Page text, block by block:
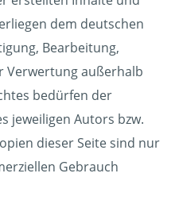
dem deutschen
Bearbeitung,
Verwertung außerhalb
bedürfen der
jeweiligen Autors bzw.
dieser Seite sind nur
Gebrauch